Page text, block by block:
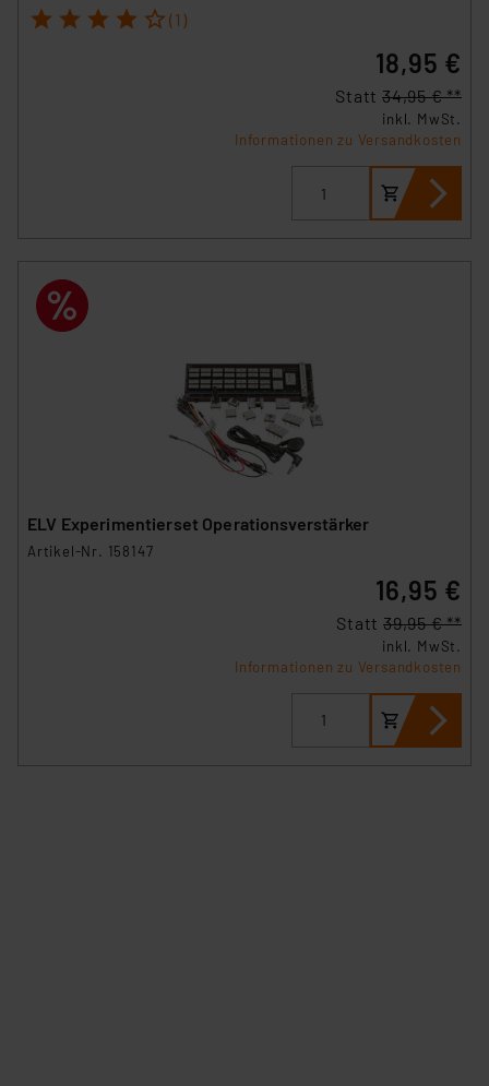
1 2 3 4 5 (1)
18,95 €
Statt 34,95 € **
inkl. MwSt.
Informationen zu Versandkosten
ELV Experimentierset Operationsverstärker
Artikel-Nr. 158147
16,95 €
Statt 39,95 € **
inkl. MwSt.
Informationen zu Versandkosten